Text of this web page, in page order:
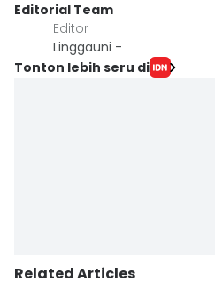
Editorial Team
Editor
Linggauni -
Tonton lebih seru di
Related Articles